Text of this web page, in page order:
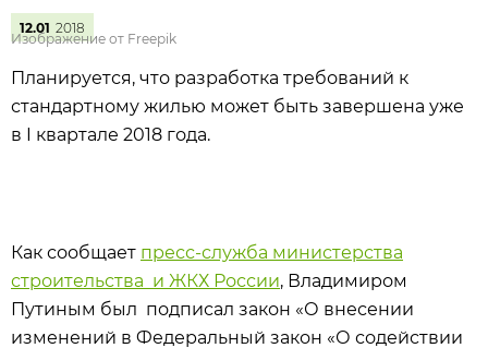
12.01 2018
Изображение от Freepik
Планируется, что разработка требований к
стандартному жилью может быть завершена уже
в I квартале 2018 года.
Как сообщает пресс-служба министерства
строительства и ЖКХ России, Владимиром
Путиным был подписал закон «О внесении
изменений в Федеральный закон «О содействии